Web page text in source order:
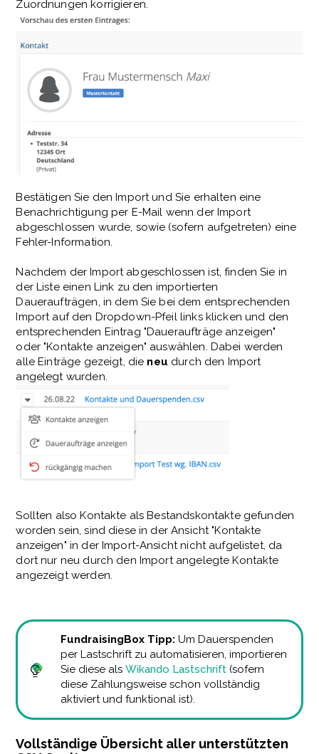
Zuordnungen korrigieren.
Bestätigen Sie den Import und Sie erhalten eine
Benachrichtigung per E-Mail wenn der Import
abgeschlossen wurde, sowie (sofern aufgetreten) eine
Fehler-Information.
Nachdem der Import abgeschlossen ist, finden Sie in
der Liste einen Link zu den importierten
Daueraufträgen, in dem Sie bei dem entsprechenden
Import auf den Dropdown-Pfeil links klicken und den
entsprechenden Eintrag "Daueraufträge anzeigen"
oder "Kontakte anzeigen" auswählen. Dabei werden
alle Einträge gezeigt, die neu durch den Import
angelegt wurden.
Sollten also Kontakte als Bestandskontakte gefunden
worden sein, sind diese in der Ansicht "Kontakte
anzeigen" in der Import-Ansicht nicht aufgelistet, da
dort nur neu durch den Import angelegte Kontakte
angezeigt werden.
FundraisingBox Tipp:Um Dauerspenden
per Lastschrift zu automatisieren, importieren
Sie diese alsWikando Lastschrift (sofern
diese Zahlungsweise schon vollständig
aktiviert und funktional ist).
Vollständige Übersicht aller unterstützten